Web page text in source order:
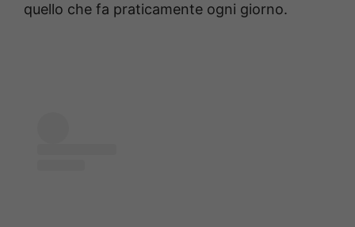
quello che fa praticamente ogni giorno.